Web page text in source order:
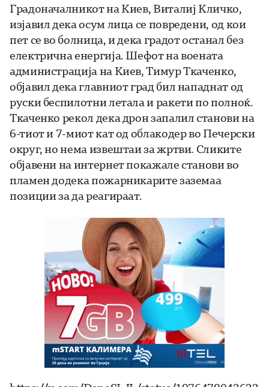
Градоначалникот на Киев, Виталиј Кличко,
изјавил дека осум лица се повредени, од кои
пет се во болница, и дека градот останал без
електрична енергија. Шефот на воената
администрација на Киев, Тимур Ткаченко,
објавил дека главниот град бил нападнат од
руски беспилотни летала и ракети по полноќ.
Ткаченко рекол дека дрон запалил станови на
6-тиот и 7-миот кат од облакодер во Печерски
округ, но нема извештаи за жртви. Сликите
објавени на интернет покажале станови во
пламен додека пожарникарите заземаа
позиции за да реагираат.